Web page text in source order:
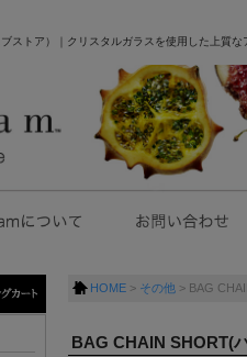
ストア）｜クリスタルガラスを使用した上質
HOME その他 BAG
BAG CHAIN SHORT(